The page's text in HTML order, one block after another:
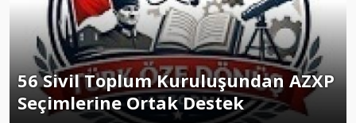
56 Sivil Toplum Kuruluşundan AZXP
Seçimlerine Ortak Destek